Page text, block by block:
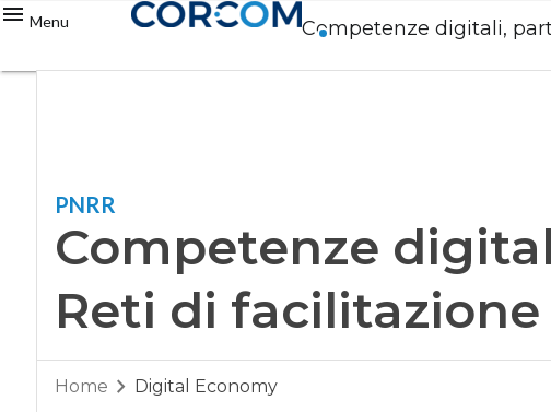
Menu Competenze digitali,
PNRR
Competenze
Reti di facilitazione
Home Digital Economy